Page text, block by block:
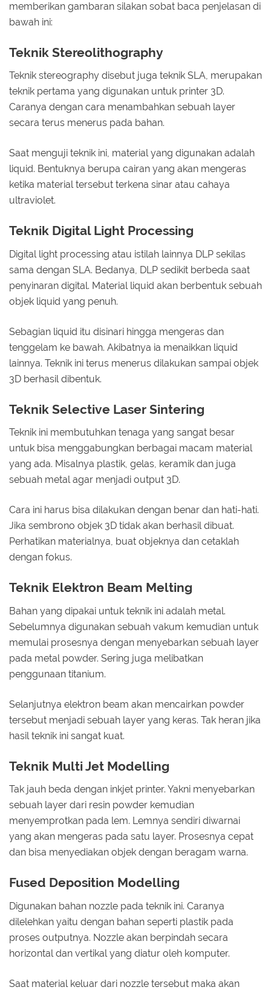
memberikan gambaran silakan sobat baca penjelasan di
bawah ini:
Teknik Stereolithography
Teknik stereography disebut juga teknik SLA, merupakan
teknik pertama yang digunakan untuk printer 3D.
Caranya dengan cara menambahkan sebuah layer
secara terus menerus pada bahan.
Saat menguji teknik ini, material yang digunakan adalah
liquid. Bentuknya berupa cairan yang akan mengeras
ketika material tersebut terkena sinar atau cahaya
ultraviolet.
Teknik Digital Light Processing
Digital light processing atau istilah lainnya DLP sekilas
sama dengan SLA. Bedanya, DLP sedikit berbeda saat
penyinaran digital. Material liquid akan berbentuk sebuah
objek liquid yang penuh.
Sebagian liquid itu disinari hingga mengeras dan
tenggelam ke bawah. Akibatnya ia menaikkan liquid
lainnya. Teknik ini terus menerus dilakukan sampai objek
3D berhasil dibentuk.
Teknik Selective Laser Sintering
Teknik ini membutuhkan tenaga yang sangat besar
untuk bisa menggabungkan berbagai macam material
yang ada. Misalnya plastik, gelas, keramik dan juga
sebuah metal agar menjadi output 3D.
Cara ini harus bisa dilakukan dengan benar dan hati-hati.
Jika sembrono objek 3D tidak akan berhasil dibuat.
Perhatikan materialnya, buat objeknya dan cetaklah
dengan fokus.
Teknik Elektron Beam Melting
Bahan yang dipakai untuk teknik ini adalah metal.
Sebelumnya digunakan sebuah vakum kemudian untuk
memulai prosesnya dengan menyebarkan sebuah layer
pada metal powder. Sering juga melibatkan
penggunaan titanium.
Selanjutnya elektron beam akan mencairkan powder
tersebut menjadi sebuah layer yang keras. Tak heran jika
hasil teknik ini sangat kuat.
Teknik Multi Jet Modelling
Tak jauh beda dengan inkjet printer. Yakni menyebarkan
sebuah layer dari resin powder kemudian
menyemprotkan pada lem. Lemnya sendiri diwarnai
yang akan mengeras pada satu layer. Prosesnya cepat
dan bisa menyediakan objek dengan beragam warna.
Fused Deposition Modelling
Digunakan bahan nozzle pada teknik ini. Caranya
dilelehkan yaitu dengan bahan seperti plastik pada
proses outputnya. Nozzle akan berpindah secara
horizontal dan vertikal yang diatur oleh komputer.
Saat material keluar dari nozzle tersebut maka akan